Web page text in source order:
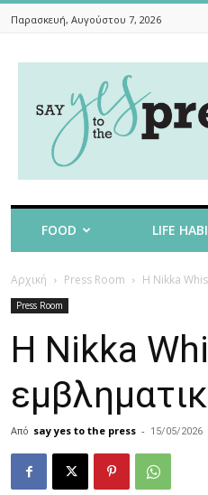
Παρασκευή, Αυγούστου 7, 2026
To
The
FOOD LIFE
Αρχική Press Room Η Nikka
Press Room
Η Nikka
Από say yes to the press - 15/05/2026